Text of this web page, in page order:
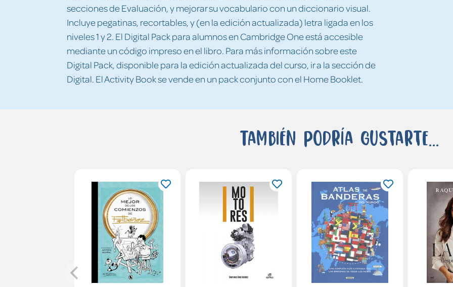
secciones de Evaluación, y mejorar su vocabulario con un diccionario visual.
Incluye pegatinas, recortables, y (en la edición actualizada) letra ligada en los
niveles 1 y 2. El Digital Pack para alumnos en Cambridge One está accesible
mediante un código impreso en el libro. Para más información sobre este
Digital Pack, disponible para la edición actualizada del curso, ir a la sección de
Digital. El Activity Book se vende en un pack conjunto con el Home Booklet.
También podría gustarte...